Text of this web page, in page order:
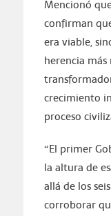
Mencionó
confirman
era viable,
herencia
crecimiento
proceso
“El primer
la altura de
allá de los
corroborar